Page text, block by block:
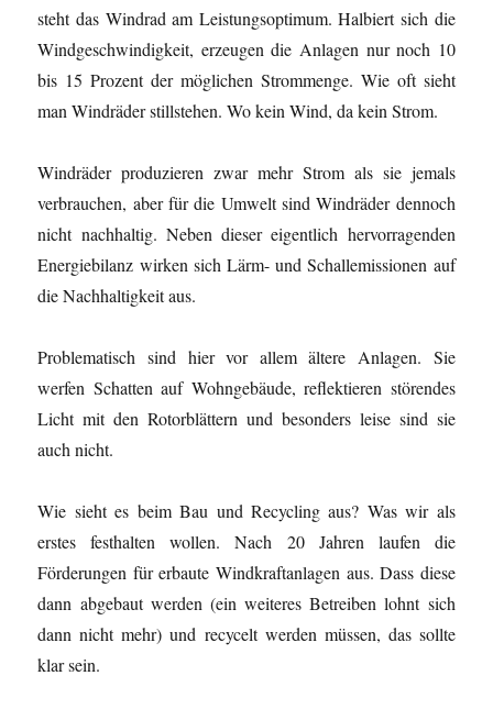
steht das Windrad am Leistungsoptimum. Halbiert sich die
Windgeschwindigkeit, erzeugen die Anlagen nur noch 10
bis 15 Prozent der möglichen Strommenge. Wie oft sieht
man Windräder stillstehen. Wo kein Wind, da kein Strom.
Windräder produzieren zwar mehr Strom als sie jemals
verbrauchen, aber für die Umwelt sind Windräder dennoch
nicht nachhaltig. Neben dieser eigentlich hervorragenden
Energiebilanz wirken sich Lärm- und Schallemissionen auf
die Nachhaltigkeit aus.
Problematisch sind hier vor allem ältere Anlagen. Sie
werfen Schatten auf Wohngebäude, reflektieren störendes
Licht mit den Rotorblättern und besonders leise sind sie
auch nicht.
Wie sieht es beim Bau und Recycling aus? Was wir als
erstes festhalten wollen. Nach 20 Jahren laufen die
Förderungen für erbaute Windkraftanlagen aus. Dass diese
dann abgebaut werden (ein weiteres Betreiben lohnt sich
dann nicht mehr) und recycelt werden müssen, das sollte
klar sein.